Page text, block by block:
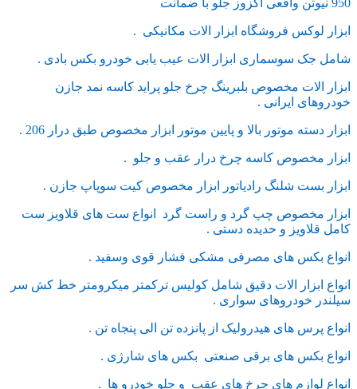
ابزار لوکس فروشگاه ابزار الات مکانیکی .
شامل جک سوسماری ابزار الات عیب یابی خودرو بکس بادی .
ابزار الات مخصوص بلبرینگ چرخ جلو پراید کاسه نمد جازن
خودروهای ایرانی .
ابزار دسته موتور بالا و پایین موتور ابزار مخصوص طبق درار 206 .
ابزار مخصوص کاسه چرخ درار عقب و جلو .
ابزار بست شلنگ رادیاتور ابزار مخصوص کیت سوپاپ جازن .
ابزار مخصوص چپ گرد و راست گرد انواع ست های قلاویز ست
کامل قلاویز و حدیده دستی .
انواع بکس های مصرفی مشکی فشار قوی وسفید .
انواع ابزار الات دقیق شامل کولیس ترکمتر میکرومتر خط کش سر
سیلندر خودروهای سواری .
انواع پرس های هیدرولیک از پانزده تن الی پنجاه تن .
انواع بکس های برقی صنعتی بکس های شارژی .
انواع لوازم های چرخ های عقب و جلو خودرو ها .